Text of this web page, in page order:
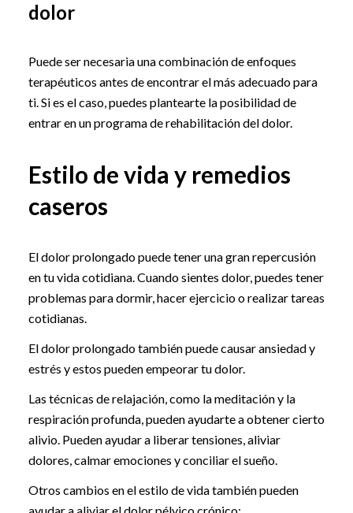
dolor
Puede ser necesaria una combinación de enfoques
terapéuticos antes de encontrar el más adecuado para
ti. Si es el caso, puedes plantearte la posibilidad de
entrar en un programa de rehabilitación del dolor.
Estilo de vida y remedios
caseros
El dolor prolongado puede tener una gran repercusión
en tu vida cotidiana. Cuando sientes dolor, puedes tener
problemas para dormir, hacer ejercicio o realizar tareas
cotidianas.
El dolor prolongado también puede causar ansiedad y
estrés y estos pueden empeorar tu dolor.
Las técnicas de relajación, como la meditación y la
respiración profunda, pueden ayudarte a obtener cierto
alivio. Pueden ayudar a liberar tensiones, aliviar
dolores, calmar emociones y conciliar el sueño.
Otros cambios en el estilo de vida también pueden